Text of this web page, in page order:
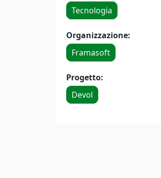
Tecnologia
Organizzazione:
Framasoft
Progetto:
Devol